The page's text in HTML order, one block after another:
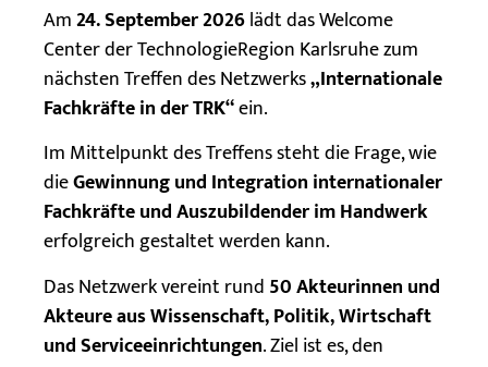
Am24. September 2026lädt das Welcome
Center der TechnologieRegion Karlsruhe zum
nächsten Treffen des Netzwerks„Internationale
Fachkräfte in der TRK“ein.
Im Mittelpunkt des Treffens steht die Frage, wie
dieGewinnung und Integration internationaler
Fachkräfte und Auszubildender im Handwerk
erfolgreich gestaltet werden kann.
Das Netzwerk vereint rund 50 Akteurinnen und
Akteure aus Wissenschaft, Politik, Wirtschaft
und Serviceeinrichtungen. Ziel ist es, den